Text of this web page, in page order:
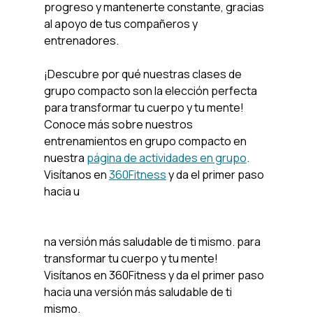
progreso y mantenerte constante, gracias
al apoyo de tus compañeros y
entrenadores.
¡Descubre por qué nuestras clases de
grupo compacto son la elección perfecta
para transformar tu cuerpo y tu mente!
Conoce más sobre nuestros
entrenamientos en grupo compacto en
nuestra página de actividades en grupo.
Visítanos en 360Fitness y da el primer paso
hacia u
na versión más saludable de ti mismo. para
transformar tu cuerpo y tu mente!
Visítanos en 360Fitness y da el primer paso
hacia una versión más saludable de ti
mismo.